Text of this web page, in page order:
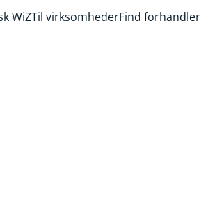
WiZTil virksomhederFind forhandler